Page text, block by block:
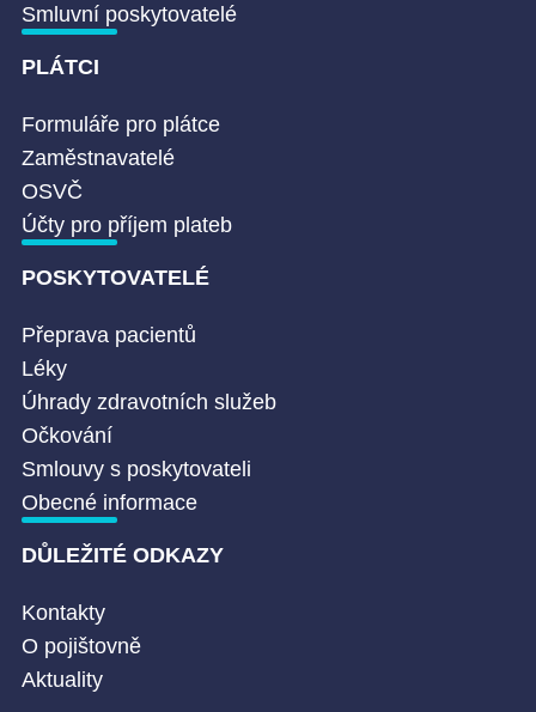
Smluvní poskytovatelé
PLÁTCI
Formuláře pro plátce
Zaměstnavatelé
OSVČ
Účty pro příjem plateb
POSKYTOVATELÉ
Přeprava pacientů
Léky
Úhrady zdravotních služeb
Očkování
Smlouvy s poskytovateli
Obecné informace
DŮLEŽITÉ ODKAZY
Kontakty
O pojištovně
Aktuality